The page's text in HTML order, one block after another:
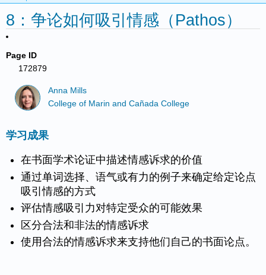
8：争论如何吸引情感（Pathos）
Page ID
172879
Anna Mills
College of Marin and Cañada College
学习成果
在书面学术论证中描述情感诉求的价值
通过单词选择、语气或有力的例子来确定给定论点
吸引情感的方式
评估情感吸引力对特定受众的可能效果
区分合法和非法的情感诉求
使用合法的情感诉求来支持他们自己的书面论点。